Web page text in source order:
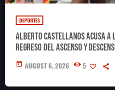
DEPORTES
Alberto Castellanos acusa a
regreso del ascenso y
today AUGUST 6, 2026 5